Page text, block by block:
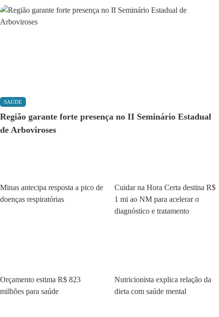
SAÚDE
Região garante forte presença no II Seminário Estadual
de Arboviroses
Minas antecipa resposta a pico de
doenças respiratórias
Cuidar na Hora Certa destina R$
1 mi ao NM para acelerar o
diagnóstico e tratamento
Orçamento estima R$ 823
milhões para saúde
Nutricionista explica relação da
dieta com saúde mental